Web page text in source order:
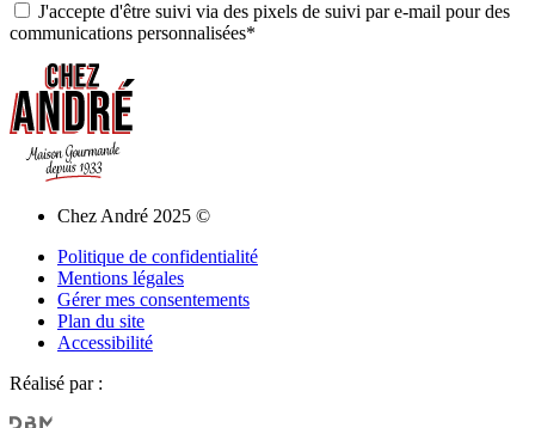
J'accepte d'être suivi via des pixels de suivi par e-mail pour des
communications personnalisées*
Chez André 2025 ©
Politique de confidentialité
Mentions légales
Gérer mes consentements
Plan du site
Accessibilité
Réalisé par :